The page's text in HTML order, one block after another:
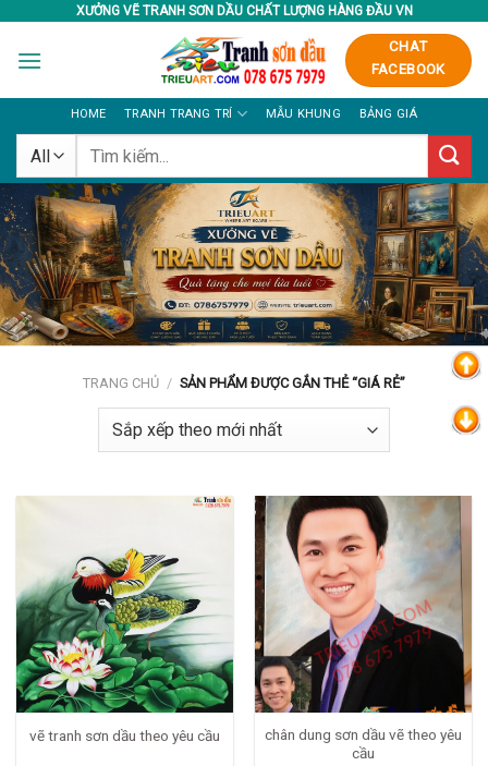
content
XƯỞNG VẼ TRANH SƠN DẦU CHẤT LƯỢNG HÀNG ĐẦU VN
CHAT
FACEBOOK
HOME TRANH TRANG TRÍ MẪU KHUNG BẢNG GIÁ
Tìm
TRANG CHỦ / SẢN PHẨM ĐƯỢC GẮN THẺ “GIÁ RẺ”
vẽ tranh sơn dầu theo yêu cầu
chân dung sơn dầu vẽ theo yêu
cầu